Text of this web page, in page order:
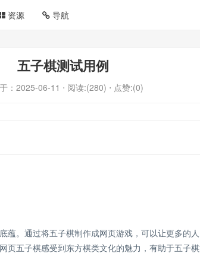
资源 导航
五子棋测试用例
： 2025-06-11 ⋅ 阅读:(280) ⋅ 点赞:(0)
蕴。通过将五子棋制作成网页游戏，可以让更多的
页五子棋感受到东方棋类文化的魅力，有助于五子